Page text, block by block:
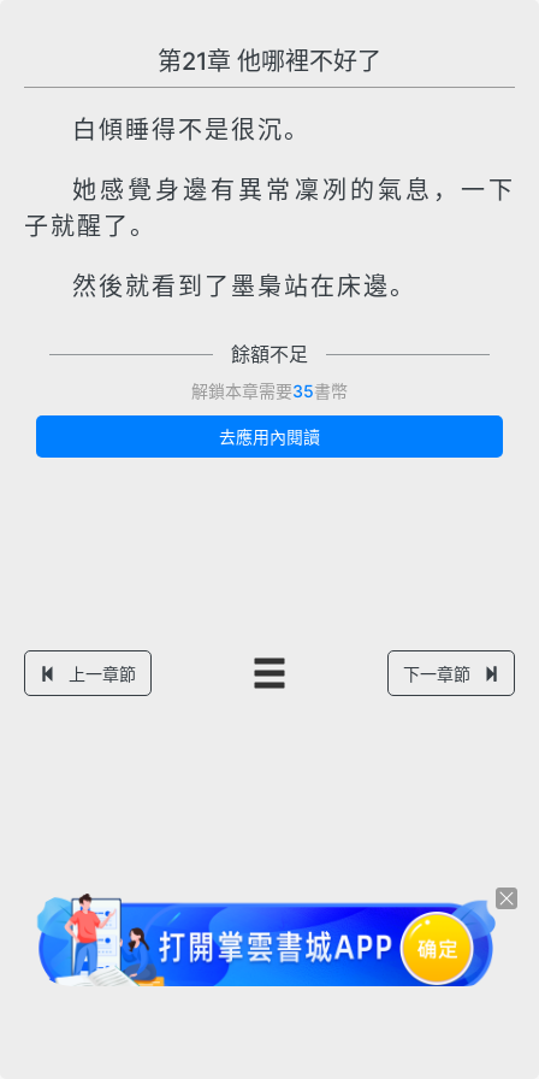
第21章 他哪裡不好了
白傾睡得不是很沉。
她感覺身邊有異常凜冽的氣息，一下
子就醒了。
然後就看到了墨梟站在床邊。
餘額不足
解鎖本章需要35書幣
去應用內閱讀
上一章節 下一章節